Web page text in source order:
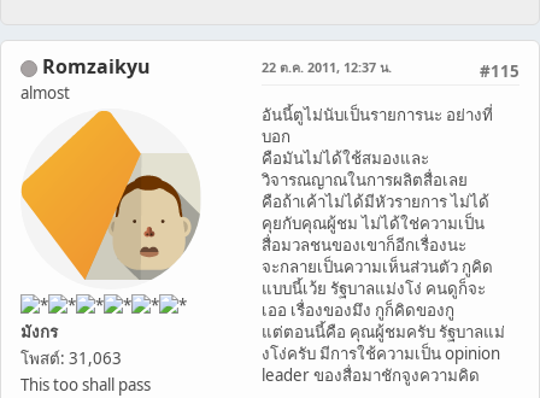
Romzaikyu
almost
มังกร
โพสต์: 31,063
This too shall pass
#115
22 ต.ค. 2011, 12:37 น.
อันนี้ตูไม่นับเป็นรายการนะ อย่างที่
บอก
คือมันไม่ได้ใช้สมองและ
วิจารณญาณในการผลิตสื่อเลย
คือถ้าเค้าไม่ได้มีหัวรายการ ไม่ได้
คุยกับคุณผู้ชม ไม่ได้ใช่ความเป็น
สื่อมวลชนของเขาก็อีกเรื่องนะ
จะกลายเป็นความเห็นส่วนตัว กูคิด
แบบนี้เว้ย รัฐบาลแม่งโง่ คนดูก็จะ
เออ เรื่องของมึง กูก็คิดของกู
แต่ตอนนี้คือ คุณผู้ชมครับ รัฐบาลแม่
งโง่ครับ มีการใช้ความเป็น opinion
leader ของสื่อมาชักจูงความคิด